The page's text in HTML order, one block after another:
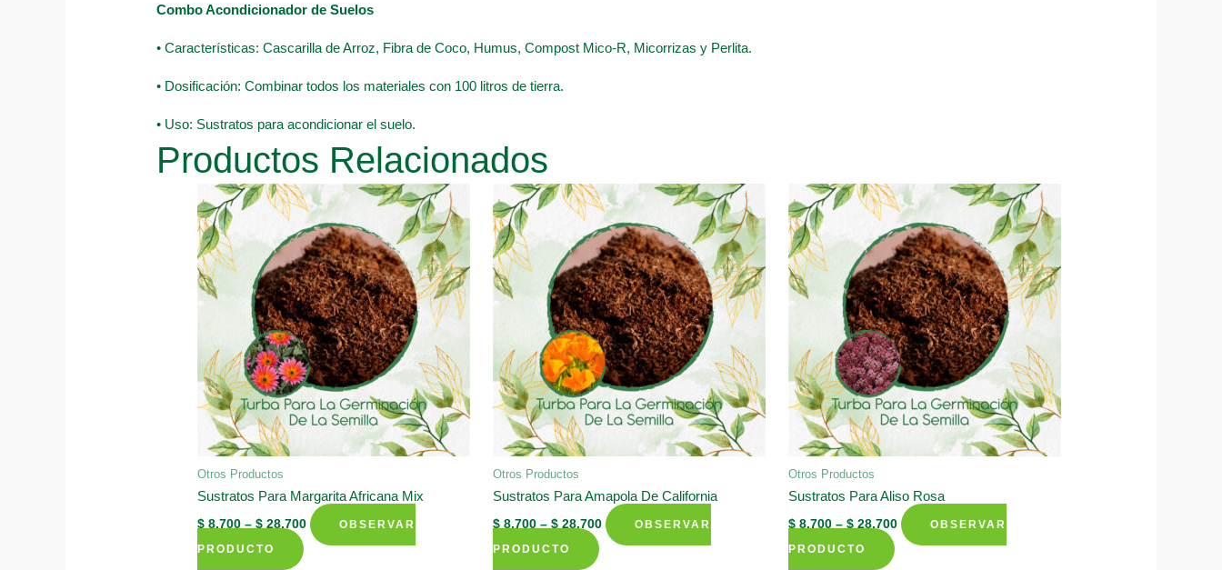
Combo Acondicionador de Suelos
• Características: Cascarilla de Arroz, Fibra de Coco, Humus, Compost Mico-R, Micorrizas y Perlita.
• Dosificación: Combinar todos los materiales con 100 litros de tierra.
• Uso: Sustratos para acondicionar el suelo.
Productos Relacionados
Otros Productos
Sustratos Para Margarita Africana Mix
$ 8.700 –$ 28.700
OBSERVAR
PRODUCTO
This
Otros Productos
Sustratos Para Amapola De California
$ 8.700 –$ 28.700
OBSERVAR
PRODUCTO
This
Otros Productos
Sustratos Para Aliso Rosa
$8.700– $28.700
OBSERVAR
PRODUCTO
This